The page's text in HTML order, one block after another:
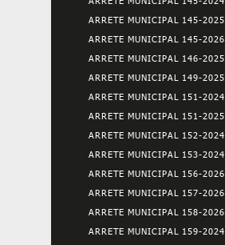
ARRETE MUNICIPAL 145-2025
ARRETE MUNICIPAL 145-2026
ARRETE MUNICIPAL 146-2025
ARRETE MUNICIPAL 149-2025
ARRETE MUNICIPAL 151-2024
ARRETE MUNICIPAL 151-2025
ARRETE MUNICIPAL 152-2024
ARRETE MUNICIPAL 153-2024
ARRETE MUNICIPAL 156-2026
ARRETE MUNICIPAL 157-2026
ARRETE MUNICIPAL 158-2026
ARRETE MUNICIPAL 159-2024